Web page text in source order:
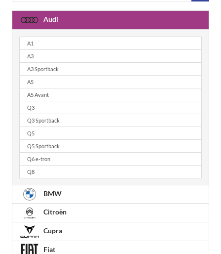
Audi
A1
A3
A3 Sportback
A5
A5 Avant
Q3
Q3 Sportback
Q5
Q5 Sportback
Q6 e-tron
Q8
BMW
Citroën
Cupra
Fiat